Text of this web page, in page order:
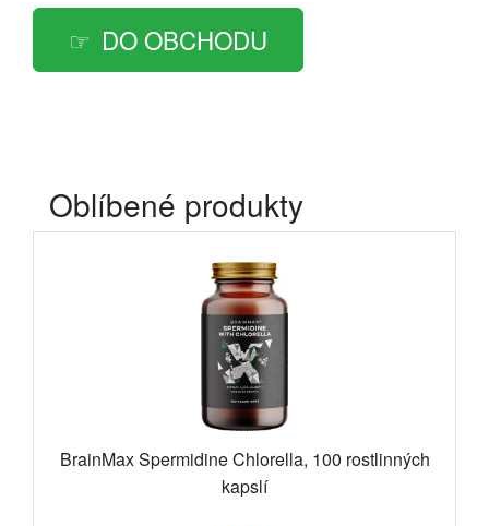
DO OBCHODU
Oblíbené produkty
BrainMax Spermidine Chlorella, 100 rostlinných
kapslí